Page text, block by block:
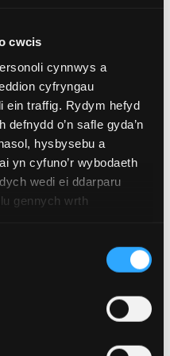
cwcis
cynnwys a
cyfryngau
ein traffig. Rydym hefyd
o’n safle gyda’n
hysbysebu a
yn cyfuno’r wybodaeth
wedi ei ddarparu
gennych wrth
Uchel,
drwy ein
ar draws ein
hwn â Phrifysgol